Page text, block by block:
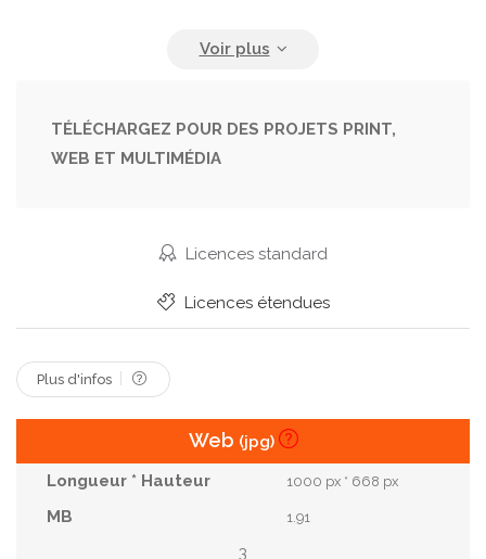
Mélancolie
Sombre Dépression Chambre À Coucher
Sociale Triste Solitaire.
Réfléchi Symptôme
Découragé
TÉLÉCHARGEZ POUR DES PROJETS PRINT,
WEB ET MULTIMÉDIA
Licences standard
Licences étendues
Plus d'infos
Web (jpg)
1000 px * 668 px
1.91
3